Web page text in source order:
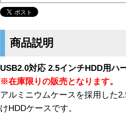
商品説明
USB2.0対応 2.5インチHDD用ハ
※在庫限りの販売となります。
アルミニウムケースを採用した
けHDDケースです。